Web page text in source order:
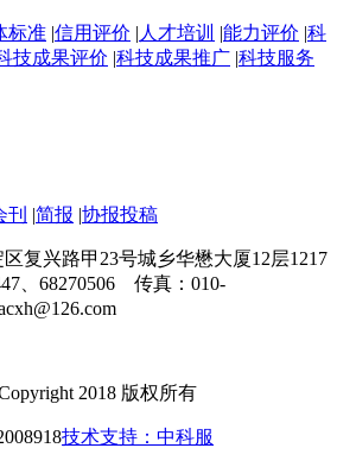
标准 |信用评价 | 人才培训 |能力评价 |科
技成果评价 |科技成果推广 |科技服务
刊 |简报 |协报投稿
复兴路甲23号城乡华懋大厦12层1217
、68270506 传真：010-
2018 版权所有
技术支持：中科服